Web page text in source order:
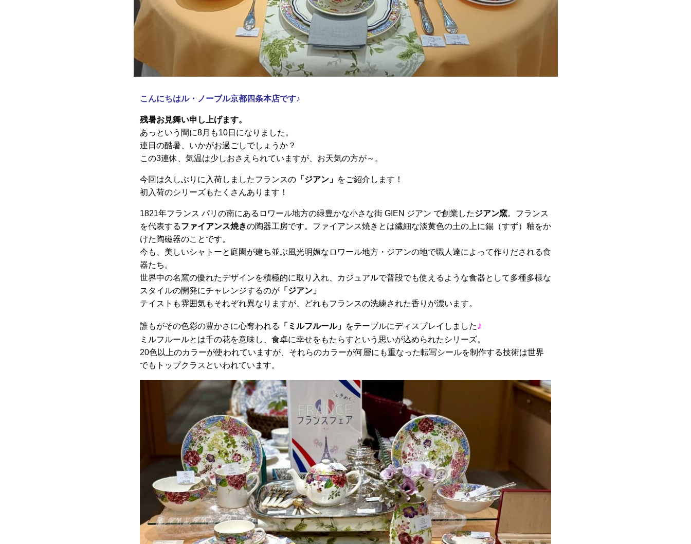
こんにちはル・ノーブル京都四条本店です♪
残暑お見舞い申し上げます。
あっという間に8月も10日になりました。
連日の酷暑、いかがお過ごしでしょうか？
この3連休、気温は少しおさえられていますが、お天気の方が～。
今回は久しぶりに入荷しましたフランスの 「ジアン」 をご紹介します！
初入荷のシリーズもたくさんあります！
1821年フランス パリの南にあるロワール地方の緑豊かな小さな街 GIEN ジアン で創業したジアン窯。フランス
を代表するファイアンス焼きの陶器工房です。ファイアンス焼きとは繊細な淡黄色の土の上に錫（すず）釉をか
けた陶磁器のことです。
今も、美しいシャトーと庭園が建ち並ぶ風光明媚なロワール地方・ジアンの地で職人達によって作りだされる食
器たち。
世界中の名窯の優れたデザインを積極的に取り入れ、カジュアルで普段でも使えるような食器として多種多様な
スタイルの開発にチャレンジするのが 「ジアン」
テイストも雰囲気もそれぞれ異なりますが、どれもフランスの洗練された香りが漂います。
誰もがその色彩の豊かさに心奪われる 「 ミルフルール」 をテーブルにディスプレイしました ♪
ミルフルールとは千の花を意味し、食卓に幸せをもたらすという思いが込められたシリーズ。
20色以上のカラーが使われていますが、それらのカラーが何層にも重なった転写シールを制作する技術は世界
でもトップクラスといわれています。